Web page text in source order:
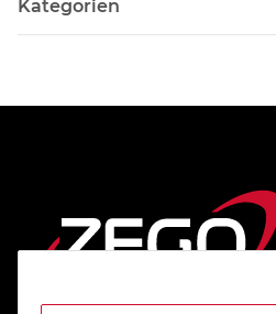
Kategorien